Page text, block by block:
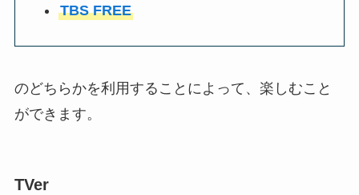
TBS FREE
のどちらかを利用することによって、楽しむこと
ができます。
TVer